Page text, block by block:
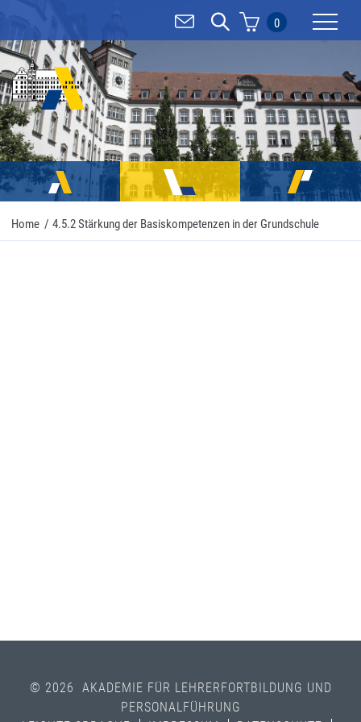
0
Home / 4.5.2 Stärkung der Basiskompetenzen in der Grundschule
© 2026 AKADEMIE FÜR LEHRERFORTBILDUNG UND
PERSONALFÜHRUNG